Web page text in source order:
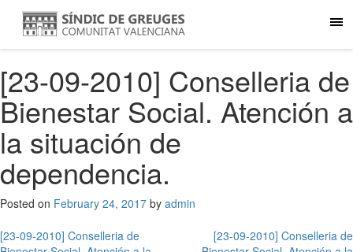
[23-09-2010] Conselleria de
Bienestar Social. Atención a
la situación de
dependencia.
Posted on February 24, 2017 by admin
Post
[23-09-2010] Conselleria de
[23-09-2010] Conselleria de